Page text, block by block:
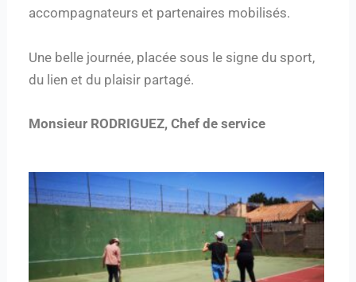
accompagnateurs et partenaires mobilisés.
Une belle journée, placée sous le signe du sport,
du lien et du plaisir partagé.
Monsieur RODRIGUEZ, Chef de service